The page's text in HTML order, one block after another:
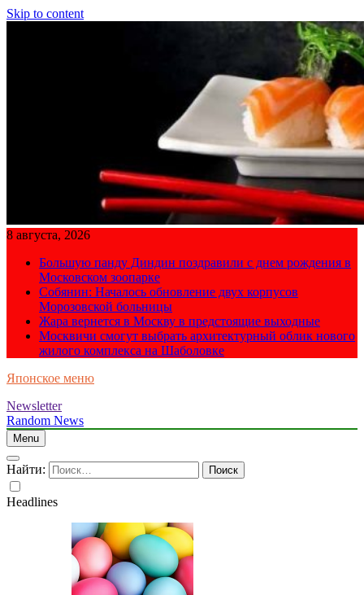
Skip to content
8 августа, 2026
Большую панду Диндин поздравили с днем рождения в
Московском зоопарке
Собянин: Началось обновление двух корпусов
Морозовской больницы
Жара вернется в Москву в предстоящие выходные
Москвичи смогут выбрать архитектурный облик нового
жилого комплекса на Шаболовке
Японское меню
Newsletter
Random News
Menu
Найти:
Headlines